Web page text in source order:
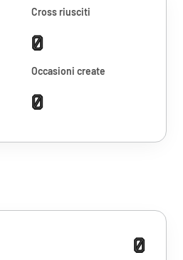
Cross riusciti
0
Occasioni create
0
0